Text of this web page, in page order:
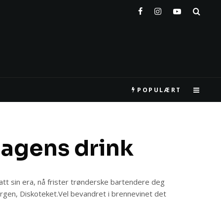
POPULÆRT
drink
sin era, nå frister trønderske bartendere deg
Diskoteket.Vel bevandret i brennevinet det